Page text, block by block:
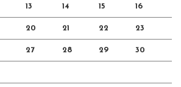
13 14 15 16
20 21 22 23
27 28 29 30